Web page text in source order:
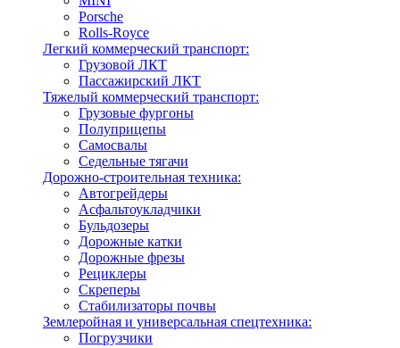
Porsche
Rolls-Royce
Легкий коммерческий транспорт:
Грузовой ЛКТ
Пассажирский ЛКТ
Тяжелый коммерческий транспорт:
Грузовые фургоны
Полуприцепы
Самосвалы
Седельные тягачи
Дорожно-строительная техника:
Автогрейдеры
Асфальтоукладчики
Бульдозеры
Дорожные катки
Дорожные фрезы
Рециклеры
Скреперы
Стабилизаторы почвы
Землеройная и универсальная спецтехника:
Погрузчики